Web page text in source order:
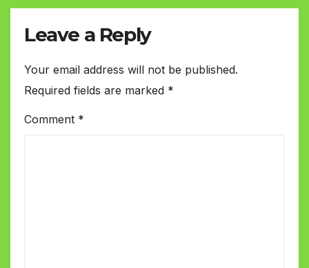
Leave a Reply
Your email address will not be published.
Required fields are marked *
Comment *